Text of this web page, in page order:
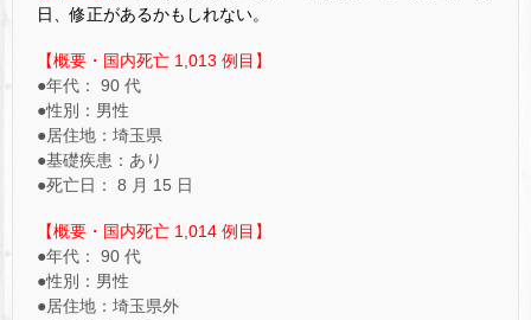
日、修正があるかもしれない。
【概要・国内死亡 1,013 例目】
●年代： 90 代
●性別：男性
●居住地：埼玉県
●基礎疾患：あり
●死亡日： 8 月 15 日
【概要・国内死亡 1,014 例目】
●年代： 90 代
●性別：男性
●居住地：埼玉県外